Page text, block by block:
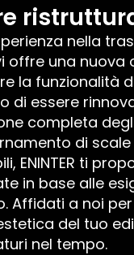
nella
offre una nuova
la funzionalità
di essere
completa
di
ENINTER ti
in base alle
Affidati a noi
del tuo
nel tempo.